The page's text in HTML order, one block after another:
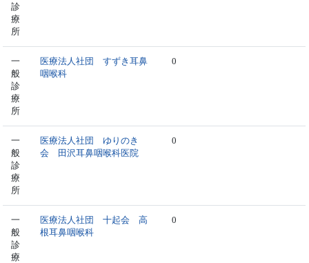
診
療
所
一
般
診
療
所
医療法人社団 すずき耳鼻
咽喉科
0
一
般
診
療
所
医療法人社団 ゆりのき
会 田沢耳鼻咽喉科医院
0
一
般
診
療
医療法人社団 十起会 高
根耳鼻咽喉科
0